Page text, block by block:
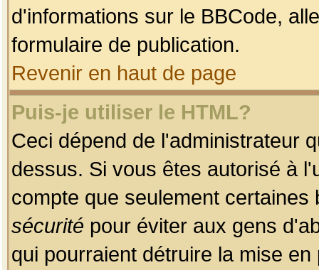
d'informations sur le BBCode,
formulaire de publication.
Revenir en haut de page
Puis-je utiliser le HTML?
Ceci dépend de l'administrateur
dessus. Si vous êtes autorisé à
compte que seulement
sécurité pour éviter aux gens
qui pourraient détruire la mise